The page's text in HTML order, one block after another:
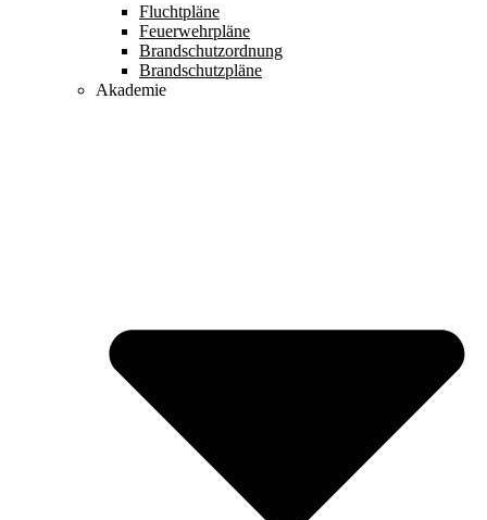
Fluchtpläne
Feuerwehrpläne
Brandschutzordnung
Brandschutzpläne
Akademie